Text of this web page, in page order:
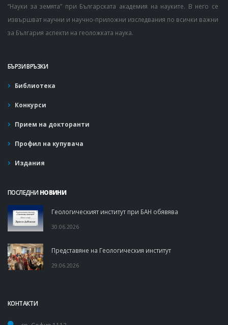
“Науки за земята” при Българската академия на науките. В него се
извършват научни и научно-приложни изследвания по всички важни
за България аспекти на геоложката наука.
БЪРЗИ ВРЪЗКИ
Библиотека
Конкурси
Прием на докторанти
Профил на купувача
Издания
ПОСЛЕДНИ НОВИНИ
Геологическият институт при БАН обявява
30.06.2026
Представяне на Геологическия институт
29.06.2026
КОНТАКТИ